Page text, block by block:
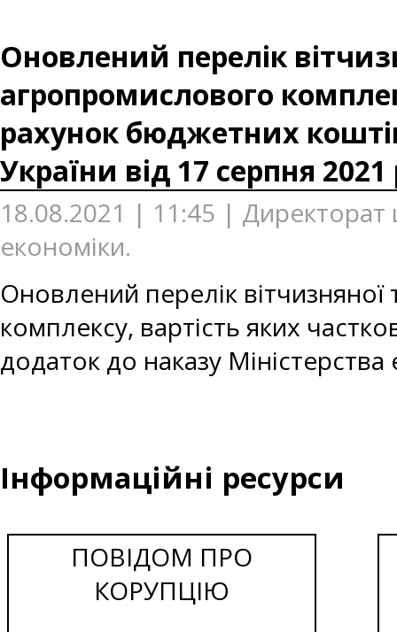
Оновлений перелік
агропромислового
рахунок бюджетних
України від 17 серпня
18.08.2021 | 11:45 | Директорат
економіки.
Оновлений перелік
комплексу, вартість яких
додаток до наказу
Інформаційні ресурси
ПОВІДОМ ПРО
КОРУПЦІЮ